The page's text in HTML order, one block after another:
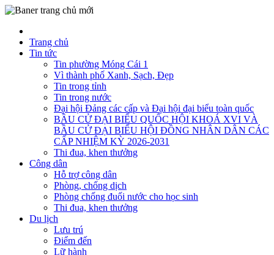
Trang chủ
Tin tức
Tin phường Móng Cái 1
Vì thành phố Xanh, Sạch, Đẹp
Tin trong tỉnh
Tin trong nước
Đại hội Đảng các cấp và Đại hội đại biểu toàn quốc
BẦU CỬ ĐẠI BIỂU QUỐC HỘI KHOÁ XVI VÀ
BẦU CỬ ĐẠI BIỂU HỘI ĐỒNG NHÂN DÂN CÁC
CẤP NHIỆM KỲ 2026-2031
Thi đua, khen thưởng
Công dân
Hỗ trợ công dân
Phòng, chống dịch
Phòng chống đuối nước cho học sinh
Thi đua, khen thưởng
Du lịch
Lưu trú
Điểm đến
Lữ hành